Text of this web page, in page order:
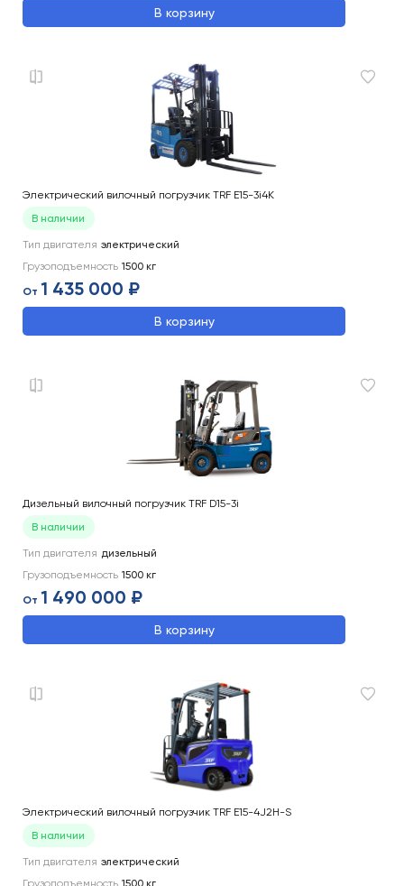
В корзину
Электрический вилочный погрузчик TRF E15-3i4K
В наличии
Тип двигателя электрический
Грузоподъемность 1500 кг
От 1 435 000 ₽
В корзину
Дизельный вилочный погрузчик TRF D15-3i
В наличии
Тип двигателя дизельный
Грузоподъемность 1500 кг
От 1 490 000 ₽
В корзину
Электрический вилочный погрузчик TRF E15-4J2H-S
В наличии
Тип двигателя электрический
Грузоподъемность 1500 кг